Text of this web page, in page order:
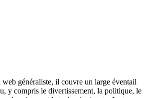
généraliste, il couvre un large éventail
y compris le divertissement, la politique, le